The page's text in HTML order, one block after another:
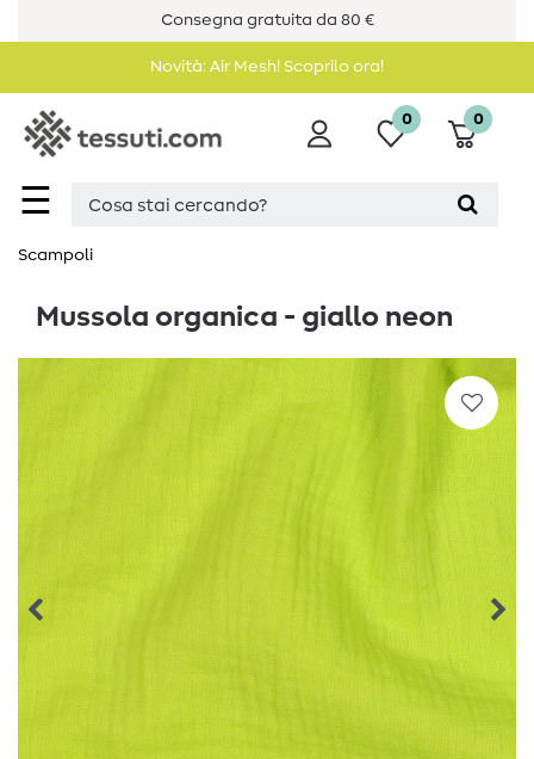
Consegna gratuita da 80 €
Novità: Air Mesh! Scoprilo ora!
☰
0 0
Scampoli
Mussola organica - giallo neon